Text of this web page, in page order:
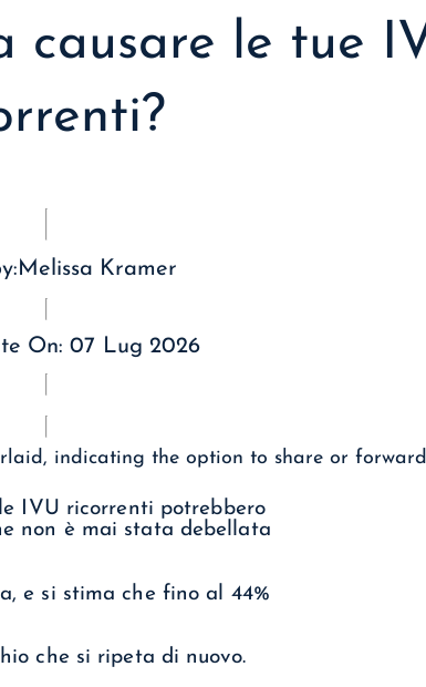
causare le tue
Melissa Kramer
On:07 Lug 2026
IVU ricorrenti potrebbero
non è mai stata debellata
e si stima che fino al 44%
che si ripeta di nuovo.